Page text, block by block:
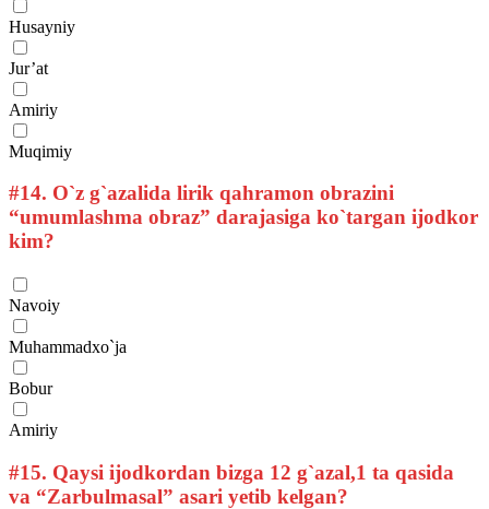
Husayniy
Jur’at
Amiriy
Muqimiy
#14. O`z g`azalida lirik qahramon obrazini
“umumlashma obraz” darajasiga ko`targan ijodkor
kim?
Navoiy
Muhammadxo`ja
Bobur
Amiriy
#15. Qaysi ijodkordan bizga 12 g`azal,1 ta qasida
va “Zarbulmasal” asari yetib kelgan?